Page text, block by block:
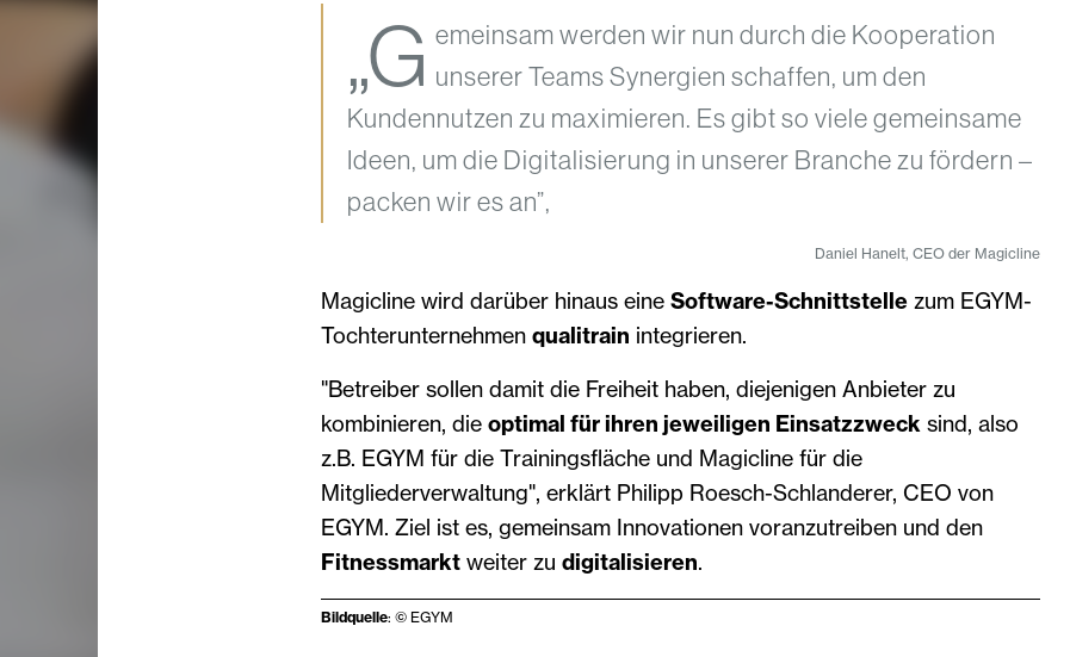
„G emeinsam werden wir nun durch die Kooperation
unserer Teams Synergien schaffen, um den
Kundennutzen zu maximieren. Es gibt so viele gemeinsame
Ideen, um die Digitalisierung in unserer Branche zu fördern –
packen wir es an”,
Daniel Hanelt, CEO der Magicline
Magicline wird darüber hinaus eine Software-Schnittstellezum EGYM-
Tochterunternehmen qualitrain integrieren.
"Betreiber sollen damit die Freiheit haben, diejenigen Anbieter zu
kombinieren, die optimal für ihren jeweiligen Einsatzzwecksind, also
z.B. EGYM für die Trainingsfläche und Magicline für die
Mitgliederverwaltung", erklärt Philipp Roesch-Schlanderer, CEO von
EGYM. Ziel ist es, gemeinsam Innovationen voranzutreiben und den
Fitnessmarktweiter zu digitalisieren.
Bildquelle: © EGYM